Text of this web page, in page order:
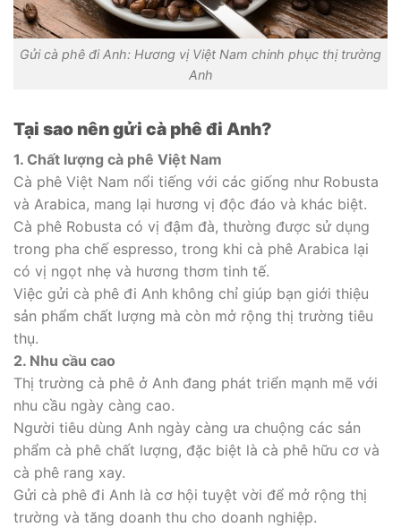
Gửi cà phê đi Anh: Hương vị Việt Nam chinh phục thị trường
Anh
Tại sao nên gửi cà phê đi Anh?
1. Chất lượng cà phê Việt Nam
Cà phê Việt Nam nổi tiếng với các giống như Robusta
và Arabica, mang lại hương vị độc đáo và khác biệt.
Cà phê Robusta có vị đậm đà, thường được sử dụng
trong pha chế espresso, trong khi cà phê Arabica lại
có vị ngọt nhẹ và hương thơm tinh tế.
Việc gửi cà phê đi Anh không chỉ giúp bạn giới thiệu
sản phẩm chất lượng mà còn mở rộng thị trường tiêu
thụ.
2. Nhu cầu cao
Thị trường cà phê ở Anh đang phát triển mạnh mẽ với
nhu cầu ngày càng cao.
Người tiêu dùng Anh ngày càng ưa chuộng các sản
phẩm cà phê chất lượng, đặc biệt là cà phê hữu cơ và
cà phê rang xay.
Gửi cà phê đi Anh là cơ hội tuyệt vời để mở rộng thị
trường và tăng doanh thu cho doanh nghiệp.